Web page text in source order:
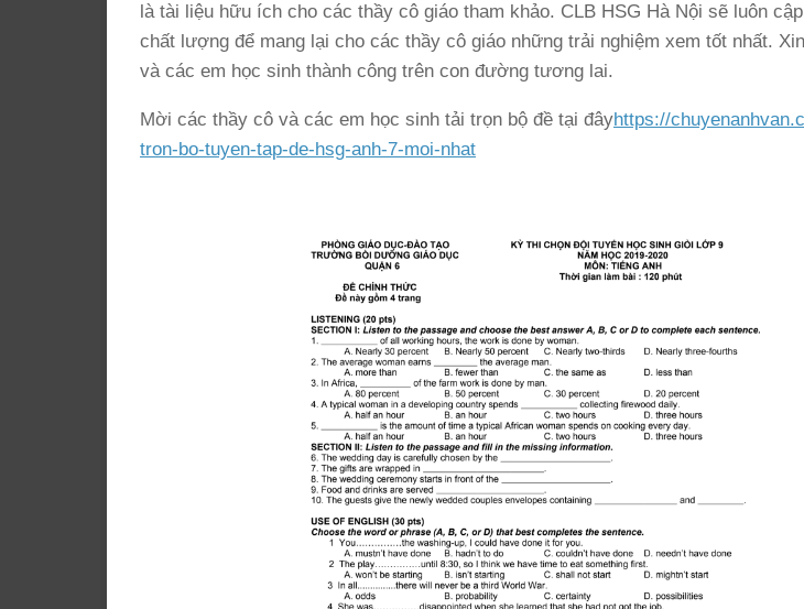
là tài liệu hữu ích cho các thầy cô giáo tham khảo. CLB HSG Hà Nội sẽ luôn
chất lượng để mang lại cho các thầy cô giáo những trải nghiệm xem tốt nhất.
và các em học sinh thành công trên con đường tương lai.
Mời các thầy cô và các em học sinh tải trọn bộ đề tại đâyhttps://
tron-bo-tuyen-tap-de-hsg-anh-7-moi-nhat